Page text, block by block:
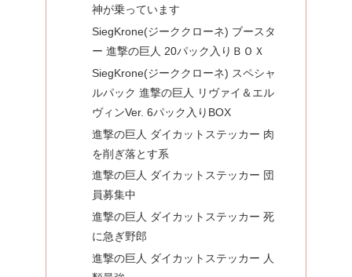
神が乗っています
SiegKrone(ジーククローネ) ブースタ
ー 進撃の巨人 20パック入りＢＯＸ
SiegKrone(ジーククローネ) スペシャ
ルパック 進撃の巨人 リヴァイ＆エル
ヴィンVer. 6パック入りBOX
進撃の巨人 ダイカットステッカー 肉
を削ぎ落とす系
進撃の巨人 ダイカットステッカー 団
員募集中
進撃の巨人 ダイカットステッカー 死
に急ぎ野郎
進撃の巨人 ダイカットステッカー 人